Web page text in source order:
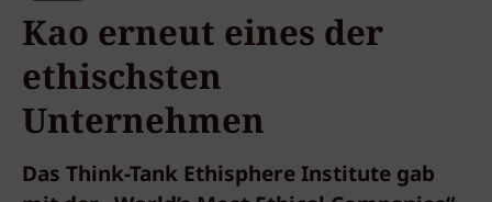
Kao erneut eines der
ethischsten
Unternehmen
Das Think-Tank Ethisphere Institute gab